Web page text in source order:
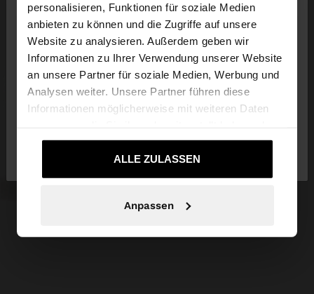
personalisieren, Funktionen für soziale Medien
anbieten zu können und die Zugriffe auf unsere
Website zu analysieren. Außerdem geben wir
Informationen zu Ihrer Verwendung unserer Website
an unsere Partner für soziale Medien, Werbung und
Analysen weiter. Unsere Partner führen diese
Informationen möglicherweise mit weiteren Daten
die sie im Rahmen Ihrer Nutzung der Dienste
gesammelt haben.ALLE ZULASSEN
Anpassen
hallo
Sie greifen von Schweiz auf die Website zu.
Möchten Sie unsere United States Website
Ja, bringen Sie mich zu
United States